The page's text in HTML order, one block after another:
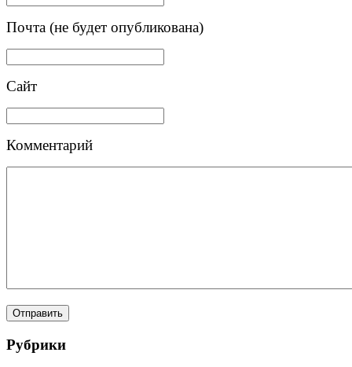
Почта (не будет опубликована)
Сайт
Комментарий
Рубрики